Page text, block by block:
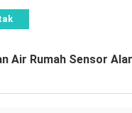
Air Rumah Sensor